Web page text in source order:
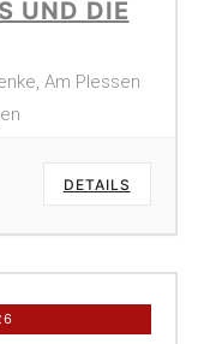
UND DIE
Am Plessen
DETAILS